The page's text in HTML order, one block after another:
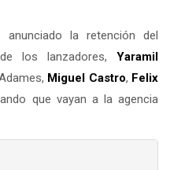
anunciado la retención del
los lanzadores,Yaramil
Miguel Castro, Felix
que vayan a la agencia